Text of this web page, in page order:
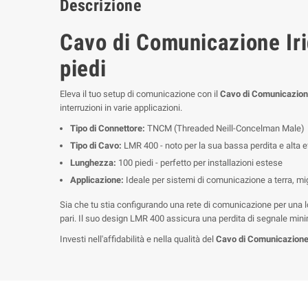
Descrizione
Cavo di Comunicazione
piedi
Eleva il tuo setup di comunicazione con il Cavo di
interruzioni in varie applicazioni.
Tipo di Connettore: TNCM (Threaded Neill-Concelman Male)
Tipo di Cavo: LMR 400 - noto per la sua bassa perdita e alta
Lunghezza: 100 piedi - perfetto per installazioni estese
Applicazione: Ideale per sistemi di comunicazione a terra,
Sia che tu stia configurando una rete di comunicazione per
pari. Il suo design LMR 400 assicura una perdita di segnale
Investi nell'affidabilità e nella qualità del Cavo di